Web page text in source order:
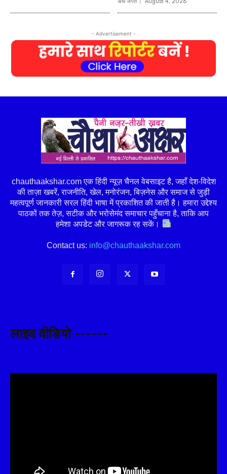
- Advertisement -
chauthaakshar.com एक हिंदी न्यूज़ चैनल वेबसाइट है, जहाँ देश-विदेश
की ताज़ा खबरें, राजनीति, खेल, मनोरंजन, बिज़नेस और समाज से जुड़ी
महत्वपूर्ण जानकारी सरल हिंदी भाषा में प्रकाशित की जाती है। हमारा उद्देश्य
पाठकों तक तेज़, सटीक और भरोसेमंद समाचार पहुँचाना है, ताकि आप
हमेशा अपडेट और जागरूक रह सकें।
Contact us: info@chauthaakshar.com
लाइव वीडियो ------